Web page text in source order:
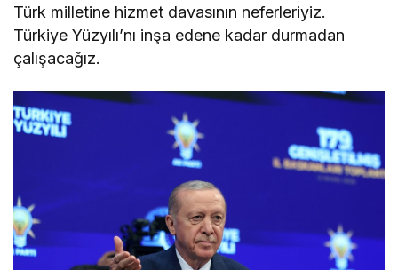
Türk milletine hizmet davasının neferleriyiz.
Türkiye Yüzyılı’nı inşa edene kadar durmadan
çalışacağız.